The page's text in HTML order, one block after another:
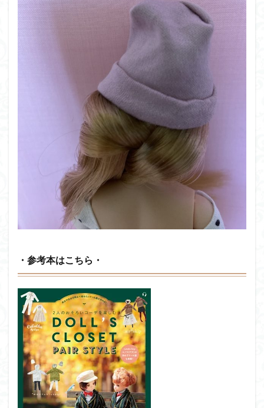
・参考本はこちら・